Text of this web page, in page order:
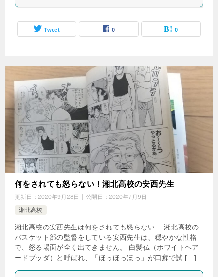
Tweet 0 0
何をされても怒らない！湘北高校の安西先生
更新日： 2020年9月28日 公開日： 2020年7月9日
湘北高校
湘北高校の安西先生は何をされても怒らない… 湘北高校の
バスケット部の監督をしている安西先生は、穏やかな性格
で、怒る場面が全く出てきません。 白髪仏（ホワイトヘア
ードブッダ）と呼ばれ、「ほっほっほっ」が口癖で試 […]